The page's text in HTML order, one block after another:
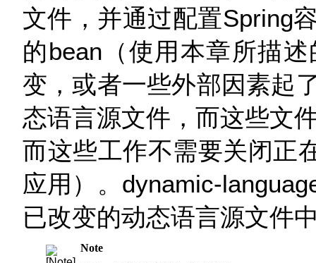
文件，并通过配置Spring
的bean（使用本章所描
变，或者一些外部因素起
态语言源文件，而这些文
而这些工作不需要关闭正
应用）。dynamic-
已改变的动态语言源文件
Note